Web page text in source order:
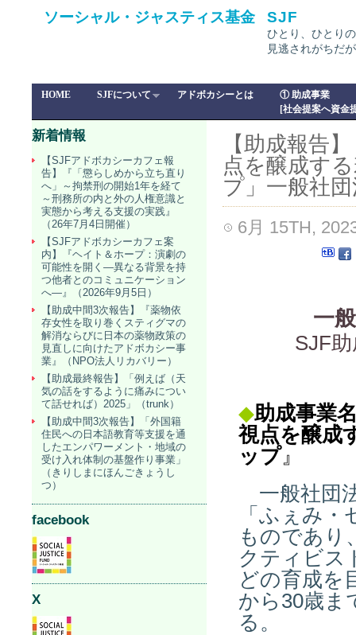
ソーシャル・ジャスティス基金 SJF
ひとり、ひとり
見逃されがちだ
HOME SJFについて アドボカシーとは
① 助成事業
[社会提案へ資金
【助成報告
点を醸成す
プ」一般社
6月 15TH,
一
SJF
◆助成事業
視点を醸成
ップ』
一般社団
「ふぇみ
ものであり
クティビス
どの育成を
から30歳ま
る。
新着情報
【SJFアドボカシーカフェ報
告】『「懲らしめから立ち直り
へ」～拘禁刑の開始1年を経て
～刑務所の内と外の人権意識と
実態から考える支援の実践』
（26年7月4日開催）
【SJFアドボカシーカフェ案
内】『ヘイト＆ホープ：演劇の
可能性を開く―異なる背景を持
つ他者とのコミュニケーション
へ―』（2026年9月5日）
【助成中間3次報告】『薬物依
存女性を取り巻くスティグマの
解消ならびに日本の薬物政策の
見直しに向けたアドボカシー事
業』（NPO法人リカバリー）
【助成最終報告】「例えば（天
気の話をするように痛みについ
て話せれば）2025」（trunk）
【助成中間3次報告】「外国籍
住民への日本語教育等支援を通
したエンパワーメント・地域の
受け入れ体制の基盤作り事業」
（きりしまにほんごきょうし
つ）
facebook
X